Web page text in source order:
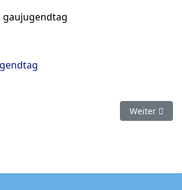
Damen-Freundschaftsrunde 2020Nächster
Weiter